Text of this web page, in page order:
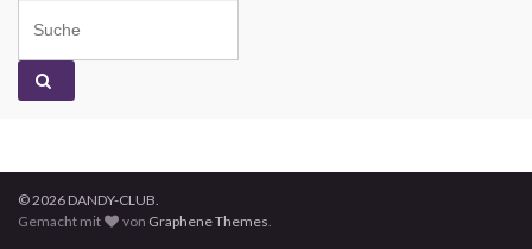
© 2026 DANDY-CLUB.
Gemacht mit
von Graphene Themes.